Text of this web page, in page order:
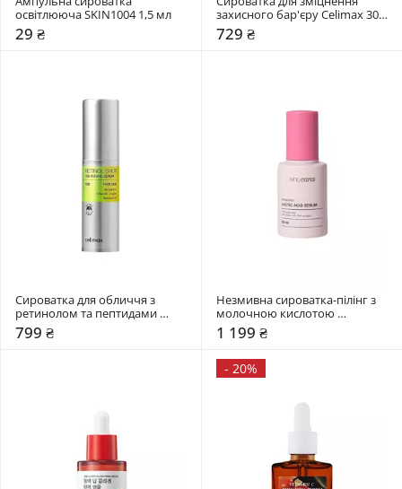
освітлююча SKIN1004 1,5 мл
29 ₴
захисного бар'єру Celimax 30
мл
729 ₴
Сироватка для обличчя з
ретинолом та пептидами
Celimax 30 мл
799 ₴
Незмивна сироватка-пілінг з
молочною кислотою
WhoCares 30 мл
1 199 ₴
- 20%